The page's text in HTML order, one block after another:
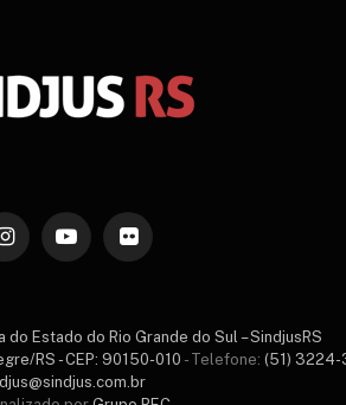
InstagramYouTubeFlickr
Estado do Rio Grande do Sul – SindjusRS
RS - CEP: 90150-010 - Telefone: (51)